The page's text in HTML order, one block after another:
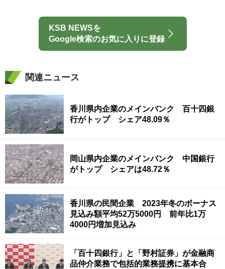
KSB NEWSを
Google検索のお気に入りに登録
関連ニュース
香川県内企業のメインバンク 百十四銀
行がトップ シェア48.09％
岡山県内企業のメインバンク 中国銀行
がトップ シェアは48.72％
香川県の民間企業 2023年冬のボーナス
見込み額平均52万5000円 前年比1万
4000円増加見込み
「百十四銀行」と「野村証券」が金融商
品仲介業務で包括的業務提携に基本合